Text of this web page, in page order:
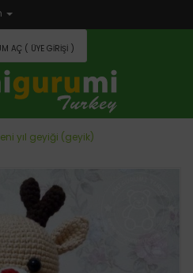
AÇ ( ÜYE GIRIŞI )
yıl geyiği (geyik)